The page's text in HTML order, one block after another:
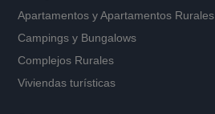
Apartamentos yApartamentos Rurales
Campings y Bungalows
Complejos Rurales
Viviendas turísticas